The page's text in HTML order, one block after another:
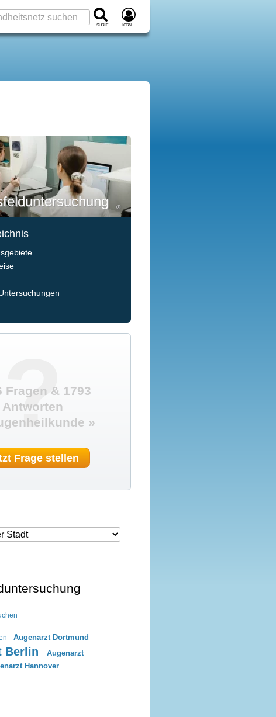
Suche Login
©
?
Fragen & 1793
Antworten
»
Frage stellen
Augenarzt Dortmund
Berlin
Augenarzt
Hannover